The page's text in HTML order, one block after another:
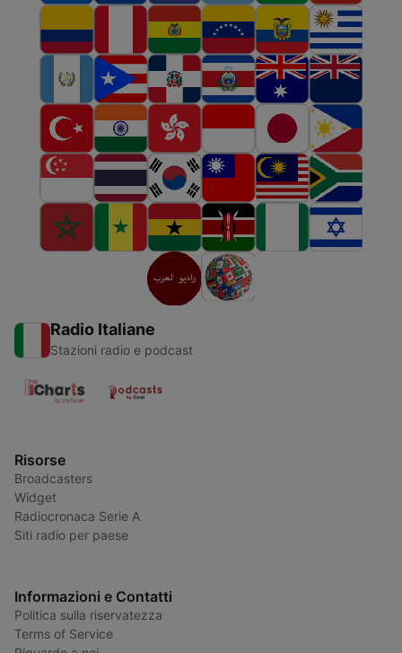
Radio Italiane
Stazioni radio e podcast
Risorse
Broadcasters
Widget
Radiocronaca Serie A
Siti radio per paese
Informazioni e Contatti
Politica sulla riservatezza
Terms of Service